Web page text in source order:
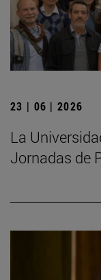
23 | 06 | 2026
La
Jornadas de